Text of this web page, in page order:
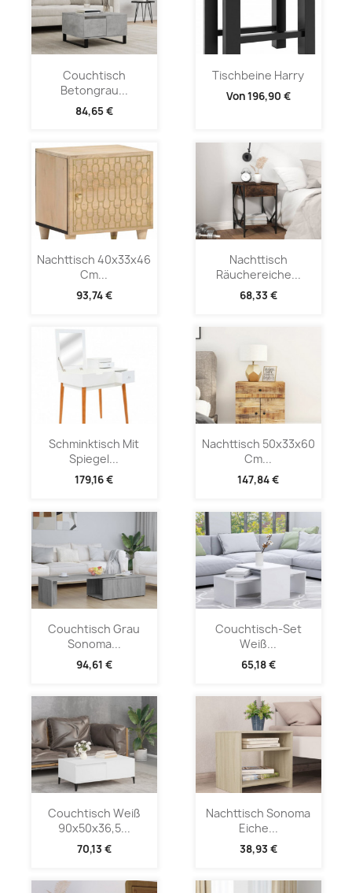
Couchtisch
Betongrau...
84,65 €
Tischbeine Harry
Von196,90 €
Nachttisch 40x33x46
Cm...
93,74 €
Nachttisch
Räuchereiche...
68,33 €
Schminktisch Mit
Spiegel...
179,16 €
Nachttisch 50x33x60
Cm...
147,84 €
Couchtisch Grau
Sonoma...
94,61 €
Couchtisch-Set
Weiß...
65,18 €
Couchtisch Weiß
90x50x36,5...
70,13 €
Nachttisch Sonoma
Eiche...
38,93 €